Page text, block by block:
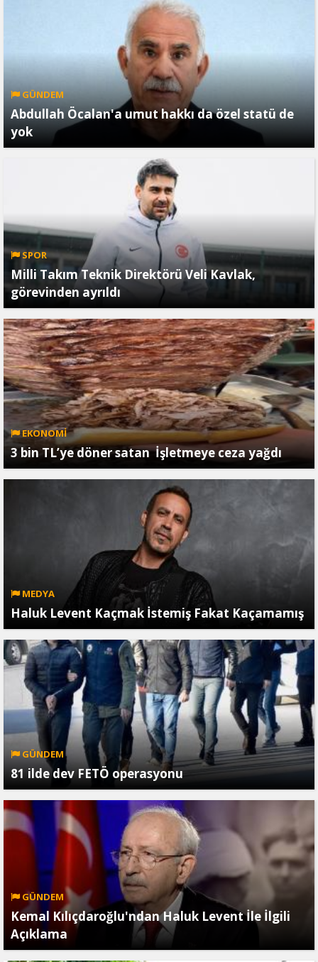
GÜNDEM
Abdullah Öcalan'a umut hakkı da özel statü de
yok
SPOR
Milli Takım Teknik Direktörü Veli Kavlak,
görevinden ayrıldı
EKONOMİ
3 bin TL’ye döner satan İşletmeye ceza yağdı
MEDYA
Haluk Levent Kaçmak İstemiş Fakat Kaçamamış
GÜNDEM
81 ilde dev FETÖ operasyonu
GÜNDEM
Kemal Kılıçdaroğlu'ndan Haluk Levent İle İlgili
Açıklama